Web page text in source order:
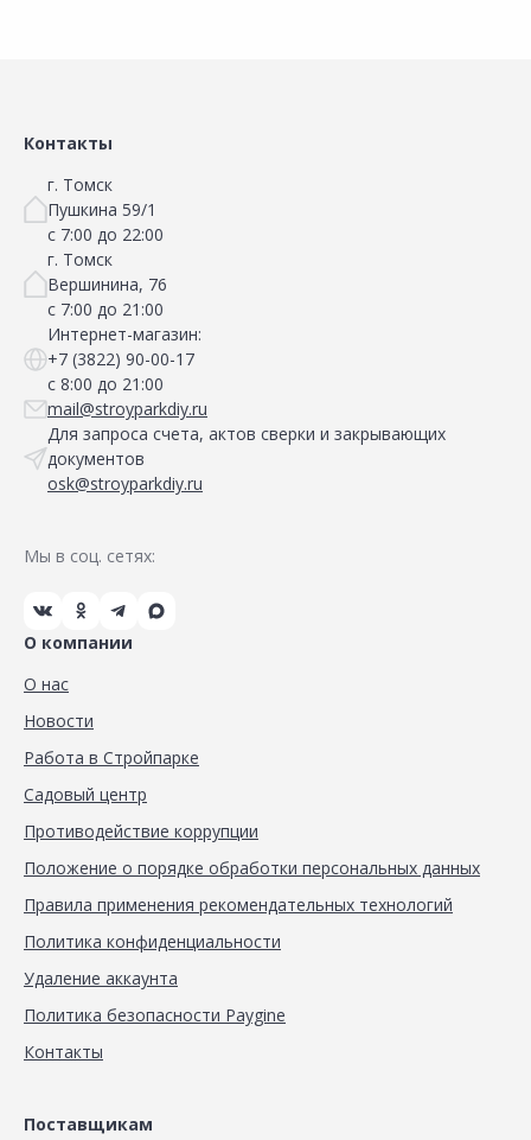
Контакты
г. Томск
Пушкина 59/1
с 7:00 до 22:00
г. Томск
Вершинина, 76
с 7:00 до 21:00
Интернет-магазин:
+7 (3822) 90-00-17
с 8:00 до 21:00
mail@stroyparkdiy.ru
Для запроса счета, актов сверки и закрывающих
документов
osk@stroyparkdiy.ru
Мы в соц. сетях:
О компании
О нас
Новости
Работа в Стройпарке
Садовый центр
Противодействие коррупции
Положение о порядке обработки персональных данных
Правила применения рекомендательных технологий
Политика конфиденциальности
Удаление аккаунта
Политика безопасности Paygine
Контакты
Поставщикам